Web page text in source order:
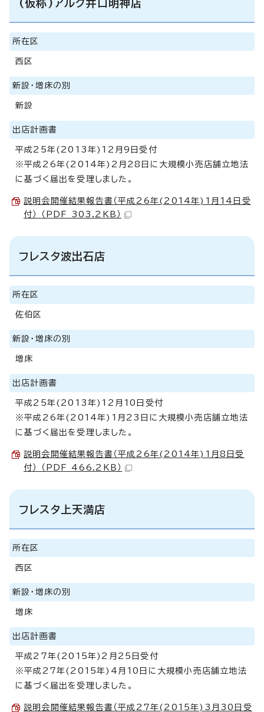
(仮称)アルク井口明神店
所在区
西区
新設・増床の別
新設
出店計画書
平成25年(2013年)12月9日受付
※平成26年(2014年)2月28日に大規模小売店舗立地法
に基づく届出を受理しました。
説明会開催結果報告書（平成26年(2014年)1月14日受
付） （PDF 303.2KB）
フレスタ波出石店
所在区
佐伯区
新設・増床の別
増床
出店計画書
平成25年(2013年)12月10日受付
※平成26年(2014年)1月23日に大規模小売店舗立地法
に基づく届出を受理しました。
説明会開催結果報告書（平成26年(2014年)1月8日受
付） （PDF 466.2KB）
フレスタ上天満店
所在区
西区
新設・増床の別
増床
出店計画書
平成27年(2015年)2月25日受付
※平成27年(2015年)4月10日に大規模小売店舗立地法
に基づく届出を受理しました。
説明会開催結果報告書（平成27年(2015年)3月30日受